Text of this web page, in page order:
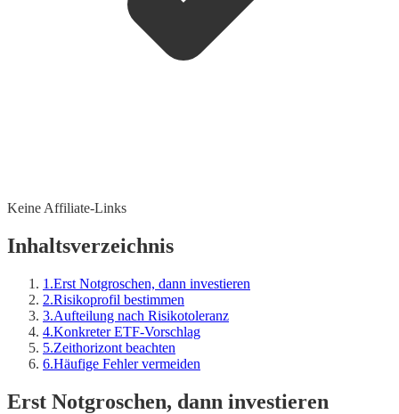
Keine Affiliate-Links
Inhaltsverzeichnis
1 .Erst Notgroschen, dann investieren
2.Risikoprofil bestimmen
3.Aufteilung nach Risikotoleranz
4.Konkreter ETF-Vorschlag
5.Zeithorizont beachten
6.Häufige Fehler vermeiden
Erst Notgroschen, dann investieren